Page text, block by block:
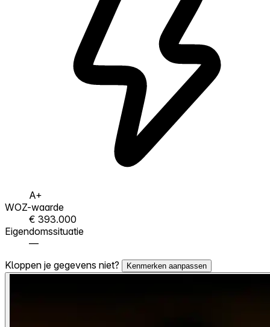
A+
WOZ-waarde
€ 393.000
Eigendomssituatie
—
Kloppen je gegevens niet?
Kenmerken aanpassen